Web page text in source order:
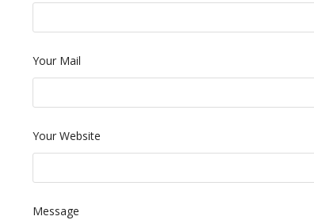
Your Mail
Your Website
Message